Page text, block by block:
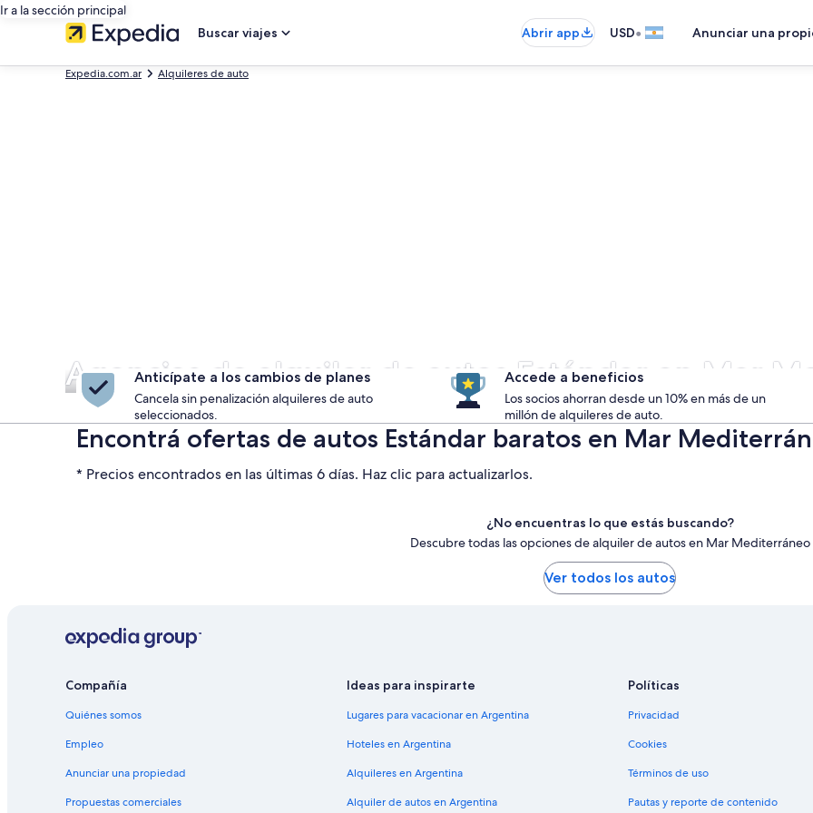
Ir a la sección principal
Buscar viajes
Abrir app USD• Anunciar una
Expedia.com.ar Alquileres de auto
Agencias de alquiler de autos Estándar en Mar
Anticípate a los cambios de planes
Cancela sin penalización alquileres de auto
seleccionados.
Accede a beneficios
Los socios ahorran desde un 10% en más de un
millón de alquileres de auto.
Encontrá ofertas de autos Estándar baratos en Mar
* Precios encontrados en las últimas 6 días. Haz clic para actualizarlos.
¿No encuentras lo que estás buscando?
Descubre todas las opciones de alquiler de autos en Mar Mediterráneo
Ver todos los autos
Compañía
Quiénes somos
Empleo
Anunciar una propiedad
Propuestas comerciales
Ideas para inspirarte
Lugares para vacacionar en Argentina
Hoteles en Argentina
Alquileres en Argentina
Alquiler de autos en Argentina
Políticas
Privacidad
Cookies
Términos de uso
Pautas y reporte de contenido